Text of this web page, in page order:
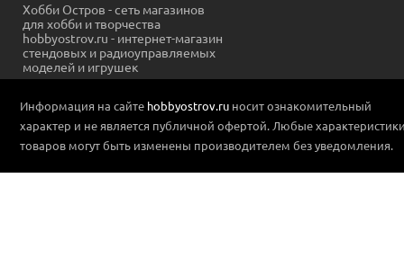
Хобби Остров - сеть магазинов
для хобби и творчества
hobbyostrov.ru - интернет-магазин
стендовых и радиоуправляемых
моделей и игрушек
Информация на сайте hobbyostrov.ru носит ознакомительный
характер и не является публичной офертой. Любые
товаров могут быть изменены производителем без уведомления.